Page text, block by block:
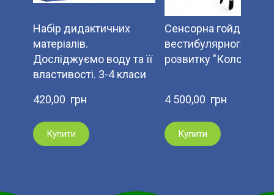
Набір дидактичних
матеріалів.
Досліджуємо воду та її
властивості. 3-4 класи
420,00  грн
Купити
Сенсорна гойдалка
вестибулярного
розвитку "Колода".
4 500,00  грн
Купити